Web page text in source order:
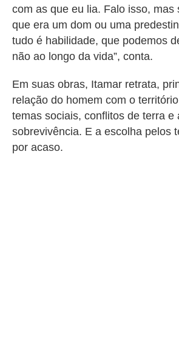
com as que eu lia. Falo isso, mas
que era um dom ou uma
tudo é habilidade, que podemos
não ao longo da vida”, conta.
Em suas obras, Itamar retrata,
relação do homem com o
temas sociais, conflitos de terra e
sobrevivência. E a escolha pelos
por acaso.